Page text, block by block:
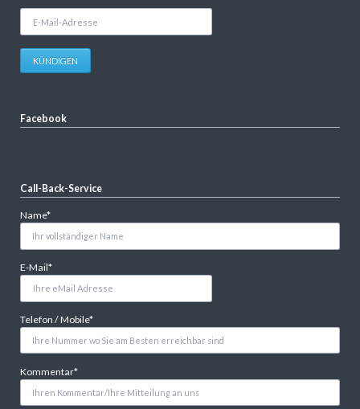
Adresse
KÜNDIGEN
Facebook
Call-Back-Service
Pflichtfeld
Name*
Pflichtfeld
E-Mail*
Pflichtfeld
Telefon / Mobile*
Pflichtfeld
Kommentar*